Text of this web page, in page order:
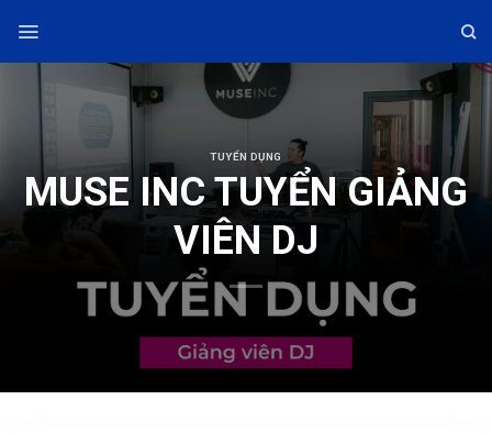
content
TUYỂN DỤNG
MUSE INC TUYỂN GIẢNG
VIÊN DJ